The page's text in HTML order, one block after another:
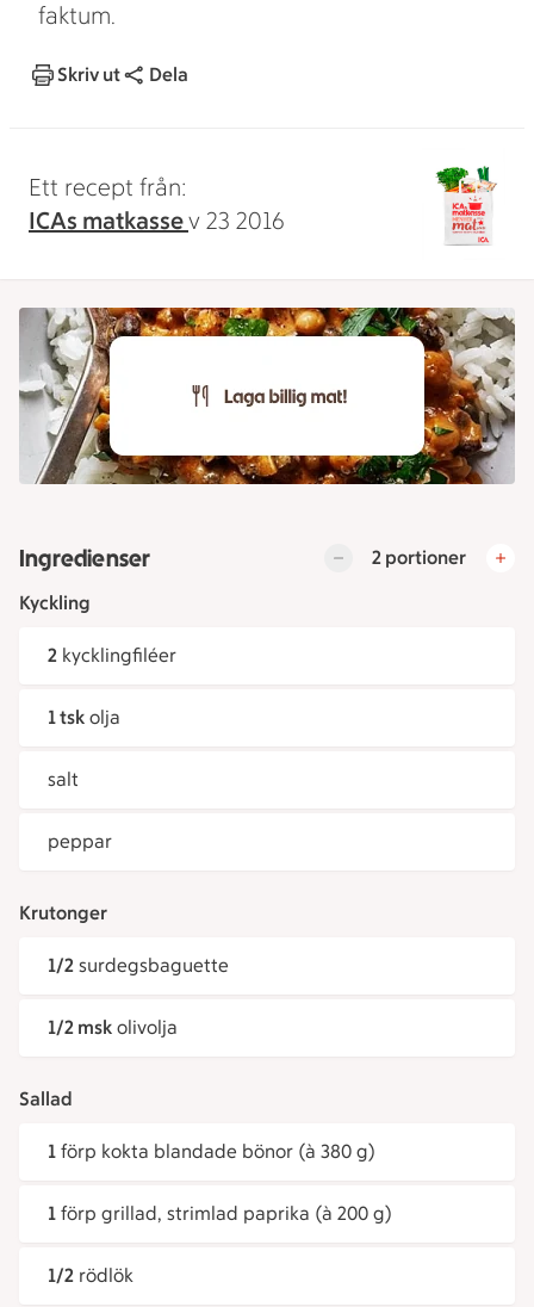
faktum.
Skriv ut Dela
Ett recept från:
ICAs matkassev 23 2016
Ingredienser
2 portioner
Kyckling
2 kycklingfiléer
1 tsk olja
salt
peppar
Krutonger
1/2 surdegsbaguette
1/2 msk olivolja
Sallad
1 förp kokta blandade bönor (à 380 g)
1 förp grillad, strimlad paprika (à 200 g)
1/2 rödlök